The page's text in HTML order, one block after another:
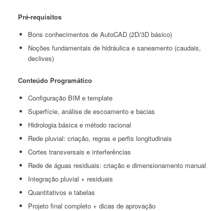
Pré-requisitos
Bons conhecimentos de AutoCAD (2D/3D básico)
Noções fundamentais de hidráulica e saneamento (caudais,
declives)
Conteúdo Programático
Configuração BIM e template
Superfície, análise de escoamento e bacias
Hidrologia básica e método racional
Rede pluvial: criação, regras e perfis longitudinais
Cortes transversais e interferências
Rede de águas residuais: criação e dimensionamento manual
Integração pluvial + residuais
Quantitativos e tabelas
Projeto final completo + dicas de aprovação